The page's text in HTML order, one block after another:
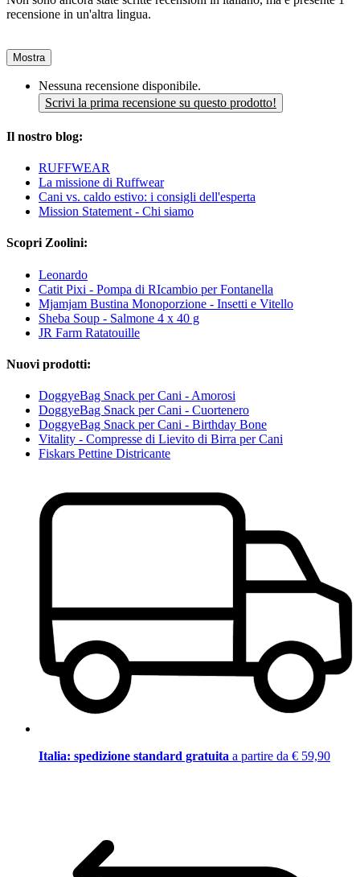
recensione in un'altra lingua.
Mostra
Nessuna recensione disponibile.
Scrivi la prima recensione su questo prodotto!
Il nostro blog:
RUFFWEAR
La missione di Ruffwear
Cani vs. caldo estivo: i consigli dell'esperta
Mission Statement - Chi siamo
Scopri Zoolini:
Leonardo
Catit Pixi - Pompa di RIcambio per Fontanella
Mjamjam Bustina Monoporzione - Insetti e Vitello
Sheba Soup - Salmone 4 x 40 g
JR Farm Ratatouille
Nuovi prodotti:
DoggyeBag Snack per Cani - Amorosi
DoggyeBag Snack per Cani - Cuortenero
DoggyeBag Snack per Cani - Birthday Bone
Vitality - Compresse di Lievito di Birra per Cani
Fiskars Pettine Districante
Italia: spedizione standard gratuita a partire da € 59,90